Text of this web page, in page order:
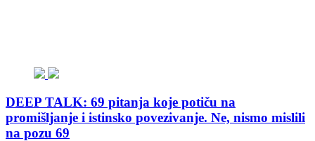
DEEP TALK: 69 pitanja koje potiču na
promišljanje i istinsko povezivanje. Ne, nismo mislili
na pozu 69